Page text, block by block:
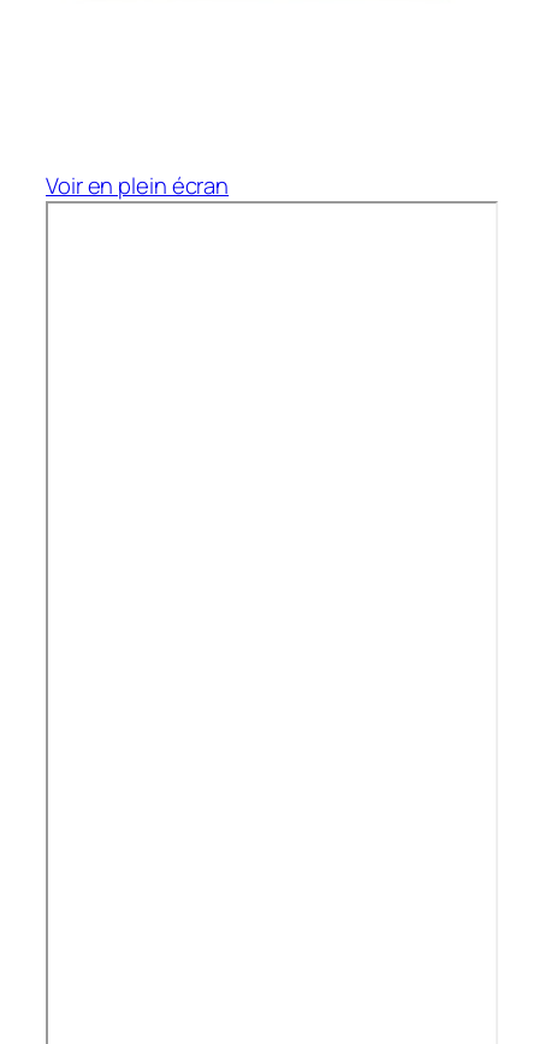
Voir en plein écran
Aller